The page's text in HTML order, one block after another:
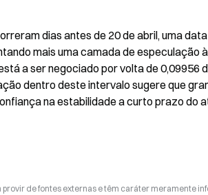
dias antes de 20 de abril, uma
mais uma camada de especulação
a ser negociado por volta de 0,09956
dentro deste intervalo sugere que
na estabilidade a curto prazo do
de fontes externas e têm caráter meramente